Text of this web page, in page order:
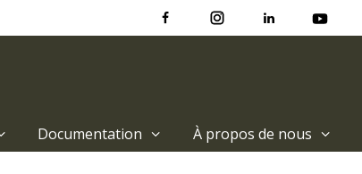
Documentation À propos de nous